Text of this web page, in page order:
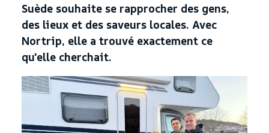
Suède souhaite se rapprocher des gens,
des lieux et des saveurs locales. Avec
Nortrip, elle a trouvé exactement ce
qu'elle cherchait.